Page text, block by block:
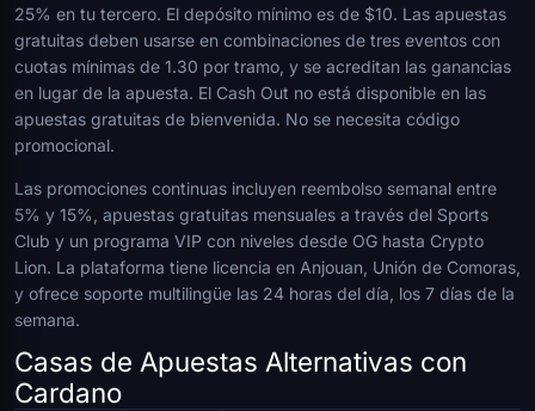
25% en tu tercero. El depósito mínimo es de $10. Las apuestas
gratuitas deben usarse en combinaciones de tres eventos con
cuotas mínimas de 1.30 por tramo, y se acreditan las ganancias
en lugar de la apuesta. El Cash Out no está disponible en las
apuestas gratuitas de bienvenida. No se necesita código
promocional.
Las promociones continuas incluyen reembolso semanal entre
5% y 15%, apuestas gratuitas mensuales a través del Sports
Club y un programa VIP con niveles desde OG hasta Crypto
Lion. La plataforma tiene licencia en Anjouan, Unión de Comoras,
y ofrece soporte multilingüe las 24 horas del día, los 7 días de la
semana.
Casas de Apuestas Alternativas con
Cardano